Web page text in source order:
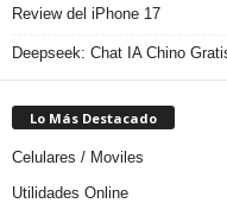
Review del iPhone 17
Deepseek: Chat IA Chino
Lo Más Destacado
Celulares / Moviles
Utilidades Online